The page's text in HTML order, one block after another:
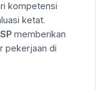
kompetensi
ketat.
memberikan
pekerjaan di